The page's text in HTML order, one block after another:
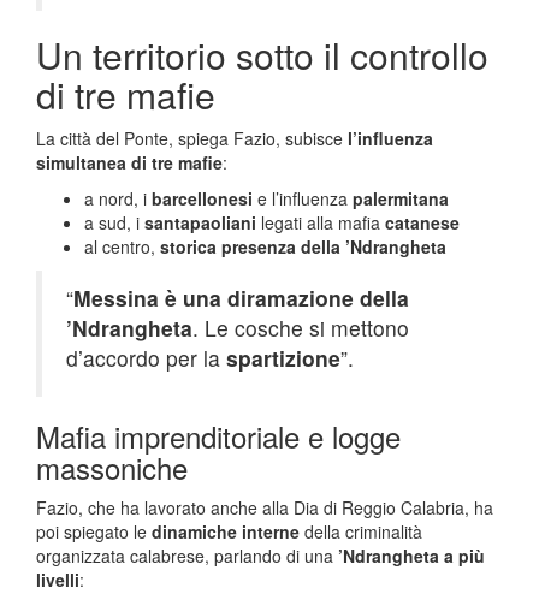
Un territorio sotto il controllo
di tre mafie
La città del Ponte, spiega Fazio, subisce l’influenza
simultanea di tre mafie:
a nord, i barcellonesi e l’influenza palermitana
a sud, i santapaoliani legati alla mafia catanese
al centro, storica presenza della ’Ndrangheta
“Messina è una diramazione della
’Ndrangheta. Le cosche si mettono
d’accordo per la spartizione”.
Mafia imprenditoriale e logge
massoniche
Fazio, che ha lavorato anche alla Dia di Reggio Calabria, ha
poi spiegato le dinamiche interne della criminalità
organizzata calabrese, parlando di una ’Ndrangheta a più
livelli: